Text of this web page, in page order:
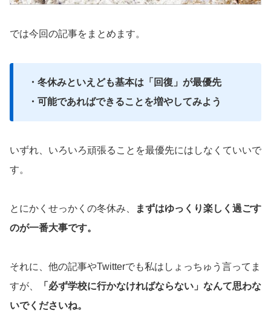
では今回の記事をまとめます。
・冬休みといえども基本は「回復」が最優先
・可能であればできることを増やしてみよう
いずれ、いろいろ頑張ることを最優先にはしなくていいで
す。
とにかくせっかくの冬休み、
まずはゆっくり楽しく過ごす
のが一番大事です。
それに、他の記事やTwitterでも私はしょっちゅう言ってま
すが、
「必ず学校に行かなければならない」なんて思わな
いでくださいね。